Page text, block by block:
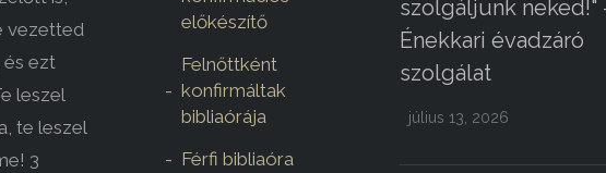
vezetted
és ezt
leszel
te leszel
3
előkészítő
Felnőttként
konfirmáltak
bibliaórája
Férfi bibliaóra
szolgáljunk neked!"
Énekkari évadzáró
szolgálat
július 13, 2026